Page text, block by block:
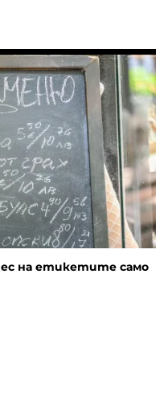
на етикетите само